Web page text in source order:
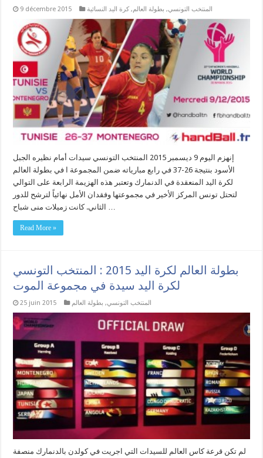
9 décembre 2015 المنتخب التونسي, بطولة العالم, كرة اليد النسائية
إنهزم اليوم 9 ديسمبر 2015 المنتخب التونسي سيدات أمام نظيره الجبل
الأسود بنتيجة 26-37 في رابع مبارياته ضمن المجموعة ا في بطولة العالم
لكرة اليد المنعقدة في الدنمارك وتعتبر هذه الهزيمة الرابعة على التوالي
لتحتل تونس المركز الأخير في مجموعتها وفقدان الأمل نهائياً لترشح للدور
الثاني. كانت زميلات منى شباح …
Read More »
بطولة العالم لكرة اليد 2015 : المنتخب التونسي
لكرة اليد سيدة في مجموعة الموت
25 juin 2015 المنتخب التونسي, بطولة العالم
لم تكن قرعة كاس العالم للسيدات التي اجريت في كولدن بالدنمارك منصفة